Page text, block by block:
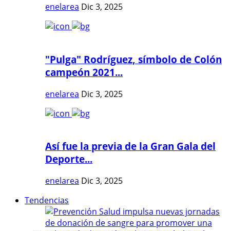
enelarea Dic 3, 2025
"Pulga" Rodríguez, símbolo de Colón
campeón 2021...
enelarea Dic 3, 2025
Así fue la previa de la Gran Gala del
Deporte...
enelarea Dic 3, 2025
Tendencias